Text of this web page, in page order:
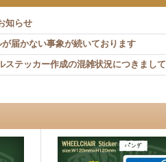
知らせ
届かない事象が続いております
ステッカー作成の混雑状況につきまして